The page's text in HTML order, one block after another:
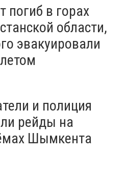
погиб в горах
области,
эвакуировали
и полиция
рейды на
Шымкента